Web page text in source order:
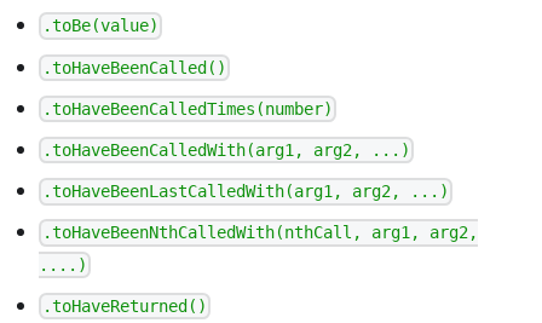
.toBe(value)
.toHaveBeenCalled()
.toHaveBeenCalledTimes(number)
.toHaveBeenCalledWith(arg1, arg2, ...)
.toHaveBeenLastCalledWith(arg1, arg2, ...)
.toHaveBeenNthCalledWith(nthCall, arg1, arg2,
....)
.toHaveReturned()